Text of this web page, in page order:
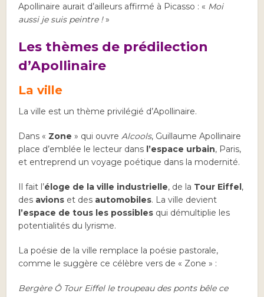
Apollinaire aurait d’ailleurs affirmé à Picasso : « Moi
aussi je suis peintre !»
Les thèmes de prédilection
d’Apollinaire
La ville
La ville est un thème privilégié d’Apollinaire.
Dans « Zone » qui ouvre Alcools, Guillaume Apollinaire
place d’emblée le lecteur dans l’espace urbain, Paris,
et entreprend un voyage poétique dans la modernité.
Il fait l’éloge de la ville industrielle, de la Tour Eiffel,
des avions et des automobiles. La ville devient
l’espace de tous les possibles qui démultiplie les
potentialités du lyrisme.
La poésie de la ville remplace la poésie pastorale,
comme le suggère ce célèbre vers de « Zone » :
Bergère Ô Tour Eiffel le troupeau des ponts bêle ce